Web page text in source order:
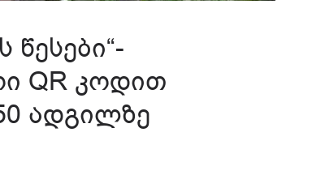
წესები“-
QR კოდით
ადგილზე